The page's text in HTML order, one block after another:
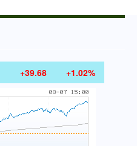
+39.68 +1.02%